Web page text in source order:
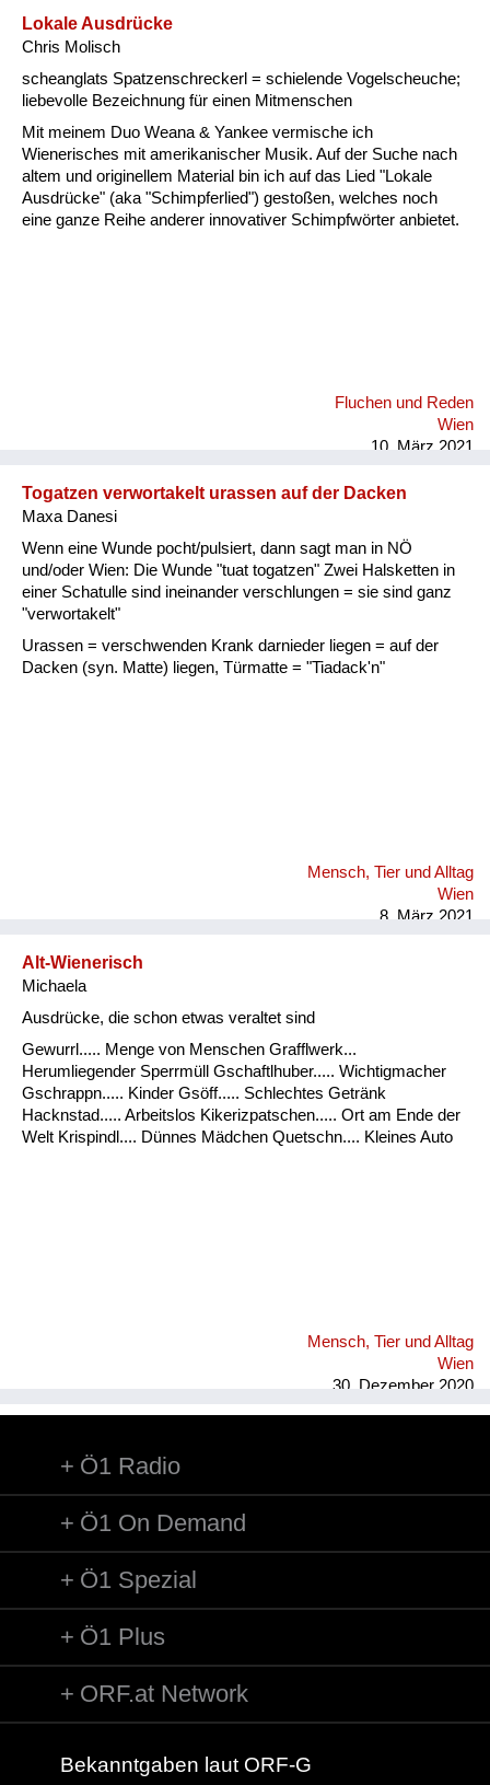
Lokale Ausdrücke
Chris Molisch
scheanglats Spatzenschreckerl = schielende Vogelscheuche;
liebevolle Bezeichnung für einen Mitmenschen
Mit meinem Duo Weana & Yankee vermische ich
Wienerisches mit amerikanischer Musik. Auf der Suche nach
altem und originellem Material bin ich auf das Lied "Lokale
Ausdrücke" (aka "Schimpferlied") gestoßen, welches noch
eine ganze Reihe anderer innovativer Schimpfwörter anbietet.
Fluchen und Reden
Wien
10. März 2021
Togatzen verwortakelt urassen auf der Dacken
Maxa Danesi
Wenn eine Wunde pocht/pulsiert, dann sagt man in NÖ
und/oder Wien: Die Wunde "tuat togatzen" Zwei Halsketten in
einer Schatulle sind ineinander verschlungen = sie sind ganz
"verwortakelt"
Urassen = verschwenden Krank darnieder liegen = auf der
Dacken (syn. Matte) liegen, Türmatte = "Tiadack'n"
Mensch, Tier und Alltag
Wien
8. März 2021
Alt-Wienerisch
Michaela
Ausdrücke, die schon etwas veraltet sind
Gewurrl..... Menge von Menschen Grafflwerk...
Herumliegender Sperrmüll Gschaftlhuber..... Wichtigmacher
Gschrappn..... Kinder Gsöff..... Schlechtes Getränk
Hacknstad..... Arbeitslos Kikerizpatschen..... Ort am Ende der
Welt Krispindl.... Dünnes Mädchen Quetschn.... Kleines Auto
Mensch, Tier und Alltag
Wien
30. Dezember 2020
Ö1 Radio
Ö1 On Demand
Ö1 Spezial
Ö1 Plus
ORF.at Network
Bekanntgaben laut ORF-G